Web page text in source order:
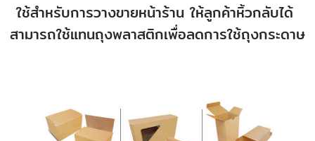
ใช้สำหรับการวางขายหน้าร้าน ให้ลูกค้าหิ้วกลับได้
สามารถใช้แทนถุงพลาสติกเพื่อลดการใช้ถุงกระดาษ